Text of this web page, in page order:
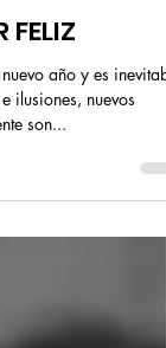
lectura
año y es
ilusiones, nuevos